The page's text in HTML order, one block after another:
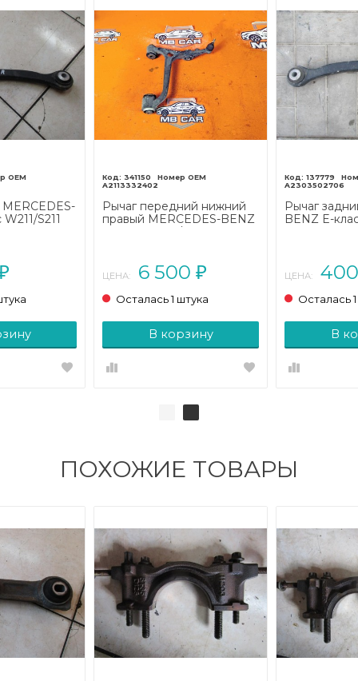
S211
341150
A2113332402
Рычаг передний нижний
правый MERCEDES-BENZ
E-класс W211/S211 (2002 -
ЦЕНА: 6 500 ₽
Осталась 1 штука
В корзину
137779
A2303502706
Рычаг
BENZ E-
ЦЕНА:
Осталась
В
ПОХОЖИЕ ТОВАРЫ